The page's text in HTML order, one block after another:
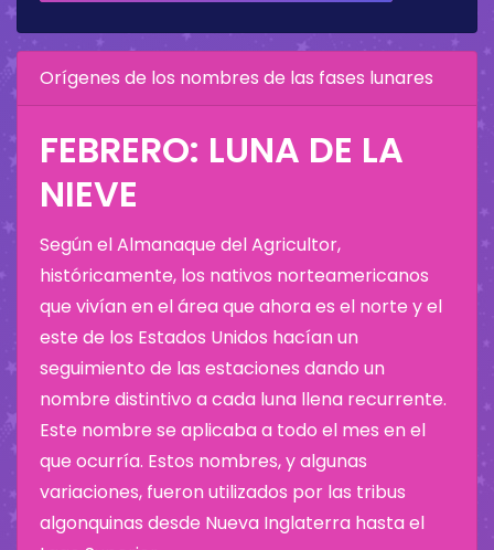
Orígenes de los nombres de las fases lunares
FEBRERO: LUNA DE LA
NIEVE
Según el Almanaque del Agricultor,
históricamente, los nativos norteamericanos
que vivían en el área que ahora es el norte y el
este de los Estados Unidos hacían un
seguimiento de las estaciones dando un
nombre distintivo a cada luna llena recurrente.
Este nombre se aplicaba a todo el mes en el
que ocurría. Estos nombres, y algunas
variaciones, fueron utilizados por las tribus
algonquinas desde Nueva Inglaterra hasta el